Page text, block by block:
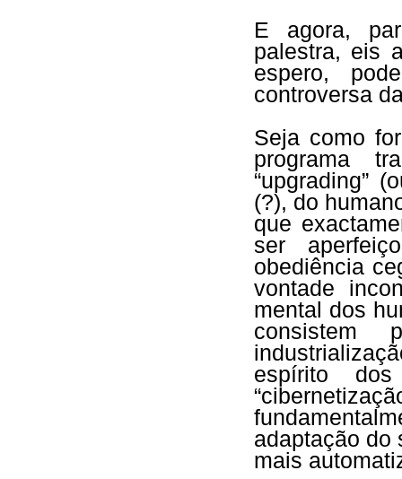
E agora,
palestra, eis
espero,
controversa
Seja como
programa
“upgrading”
(?), do
que
ser
obediência
vontade
mental dos
consistem
espírito
adaptação do
mais